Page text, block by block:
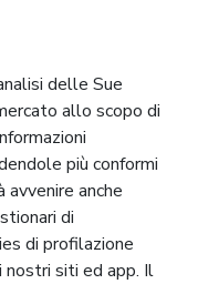
delle Sue
allo scopo di
più conformi
anche
di
di profilazione
nostri siti ed app. Il